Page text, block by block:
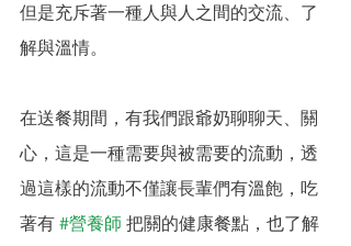
但是充斥著一種人與人之間的交流、了
解與溫情。
在送餐期間，有我們跟爺奶聊聊天、關
心，這是一種需要與被需要的流動，透
過這樣的流動不僅讓長輩們有溫飽，吃
著有 #營養師 把關的健康餐點，也了解